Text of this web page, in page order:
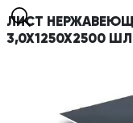
ЛИСТ
3,0Х1250Х2500